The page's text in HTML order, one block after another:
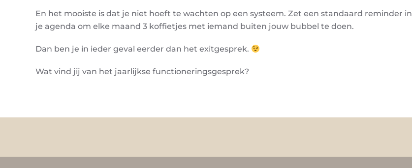
En het mooiste is dat je niet hoeft te wachten op een systeem. Zet een standaard reminder in
je agenda om elke maand 3 koffietjes met iemand buiten jouw bubbel te doen.
Dan ben je in ieder geval eerder dan het exitgesprek.
Wat vind jij van het jaarlijkse functioneringsgesprek?